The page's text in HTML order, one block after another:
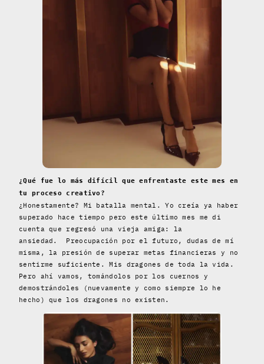
¿Qué fue lo más difícil que enfrentaste este mes en
tu proceso creativo?
¿Honestamente? Mi batalla mental. Yo creía ya haber
superado hace tiempo pero este último mes me di
cuenta que regresó una vieja amiga: la
ansiedad. Preocupación por el futuro, dudas de mí
misma, la presión de superar metas financieras y no
sentirme suficiente. Mis dragones de toda la vida.
Pero ahí vamos, tomándolos por los cuernos y
demostrándoles (nuevamente y como siempre lo he
hecho) que los dragones no existen.